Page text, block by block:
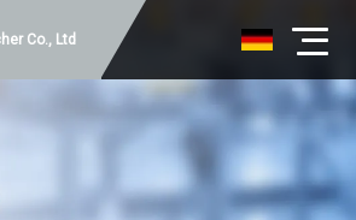
Co., Ltd